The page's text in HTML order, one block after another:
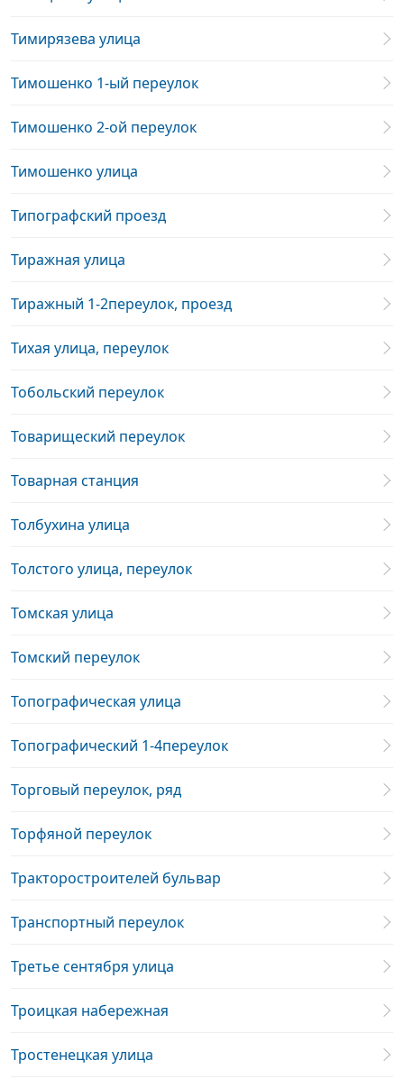
Тимирязева улица
Тимошенко 1-ый переулок
Тимошенко 2-ой переулок
Тимошенко улица
Типографский проезд
Тиражная улица
Тиражный 1-2переулок, проезд
Тихая улица, переулок
Тобольский переулок
Товарищеский переулок
Товарная станция
Толбухина улица
Толстого улица, переулок
Томская улица
Томский переулок
Топографическая улица
Топографический 1-4переулок
Торговый переулок, ряд
Торфяной переулок
Тракторостроителей бульвар
Транспортный переулок
Третье сентября улица
Троицкая набережная
Тростенецкая улица